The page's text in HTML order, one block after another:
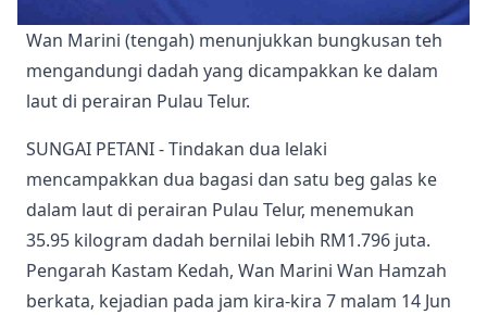
Wan Marini (tengah) menunjukkan bungkusan teh
mengandungi dadah yang dicampakkan ke dalam
laut di perairan Pulau Telur.
SUNGAI PETANI - Tindakan dua lelaki
mencampakkan dua bagasi dan satu beg galas ke
dalam laut di perairan Pulau Telur, menemukan
35.95 kilogram dadah bernilai lebih RM1.796 juta.
Pengarah Kastam Kedah, Wan Marini Wan Hamzah
berkata, kejadian pada jam kira-kira 7 malam 14 Jun